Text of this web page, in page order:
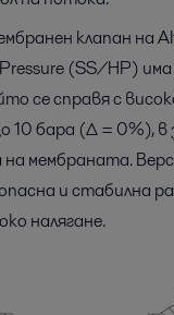
клапан на
(SS/HP)
се справя с
10 бара (∆ = 0%),
мембраната.
и стабилна
налягане.